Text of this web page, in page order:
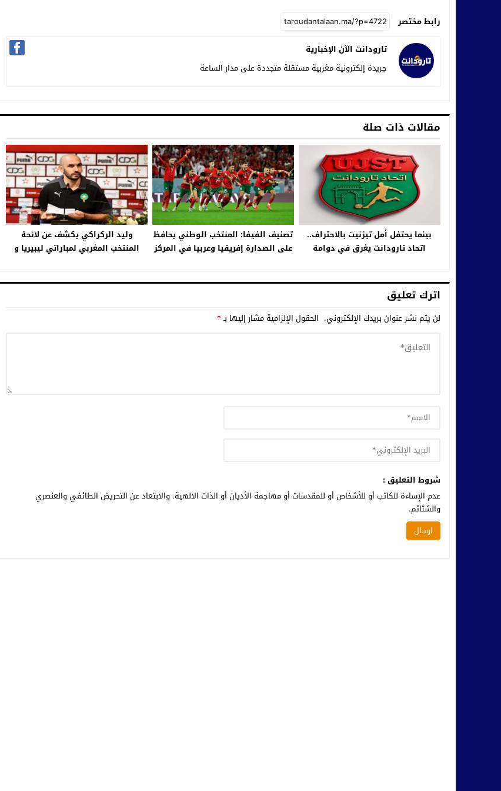
رابط مختصر
تارودانت الآن الإخبارية
جريدة إلكترونية مغربية مستقلة متجددة على مدار الساعة
مقالات ذات صلة
بينما يحتفل أمل تيزنيت بالاحتراف..
اتحاد تارودانت يغرق في دوامة
تصنيف الفيفا: المنتخب الوطني يحافظ
على الصدارة إفريقيا وعربيا في المركز
وليد الركراكي يكشف عن لائحة
المنتخب المغربي لمباراتي ليبيريا و
اترك تعليق
لن يتم نشر عنوان بريدك الإلكتروني. الحقول الإلزامية مشار إليها بـ*
شروط التعليق :
عدم الإساءة للكاتب أو للأشخاص أو للمقدسات أو مهاجمة الأديان أو الذات الالهية. والابتعاد عن التحريض الطائفي والعنصري
والشتائم.